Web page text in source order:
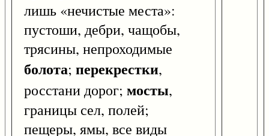
лишь «нечистые места»:
пустоши, дебри, чащобы,
трясины, непроходимые
болота; перекрестки,
росстани дорог; мосты,
границы сел, полей;
пещеры, ямы, все виды